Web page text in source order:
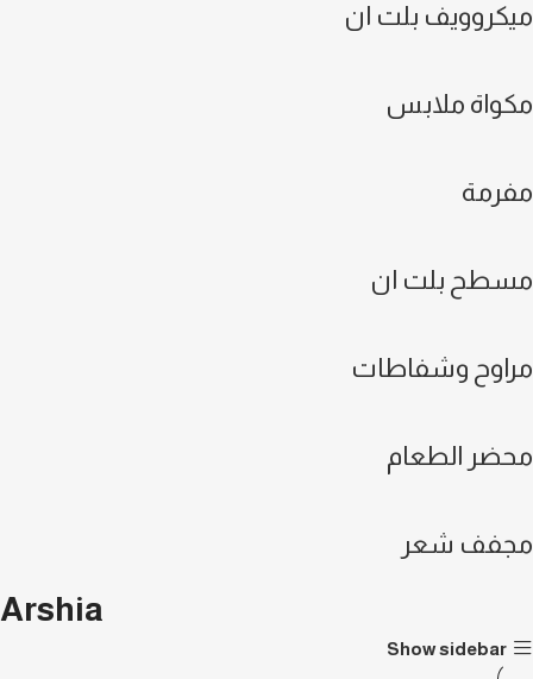
ميكروويف بلت ان
مكواة ملابس
مفرمة
مسطح بلت ان
مراوح وشفاطات
محضر الطعام
مجفف شعر
Arshia
Show sidebar